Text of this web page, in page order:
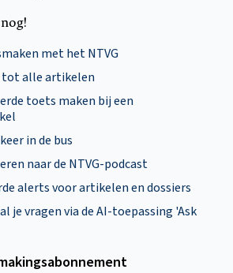
met het NTVG
alle artikelen
toets maken bij een
in de bus
naar de NTVG-podcast
alerts voor artikelen en dossiers
je vragen via de AI-toepassing 'Ask